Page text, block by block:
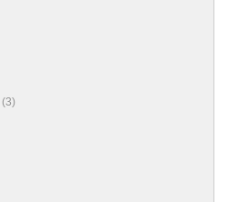
(3)